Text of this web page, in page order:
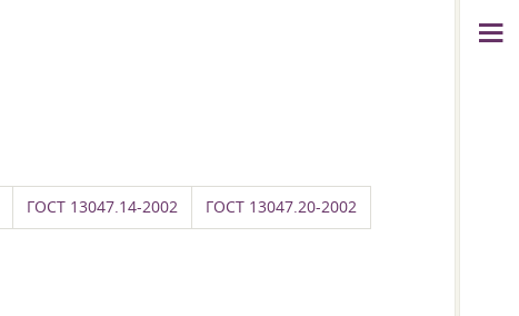
ГОСТ 13047.14-2002 ГОСТ 13047.20-2002